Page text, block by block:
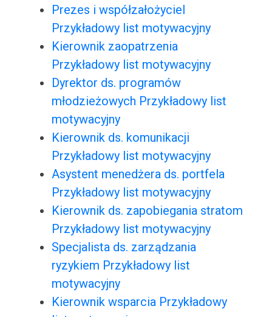
Prezes i współzałożyciel
Przykładowy list motywacyjny
Kierownik zaopatrzenia
Przykładowy list motywacyjny
Dyrektor ds. programów
młodzieżowych Przykładowy list
motywacyjny
Kierownik ds. komunikacji
Przykładowy list motywacyjny
Asystent menedżera ds. portfela
Przykładowy list motywacyjny
Kierownik ds. zapobiegania stratom
Przykładowy list motywacyjny
Specjalista ds. zarządzania
ryzykiem Przykładowy list
motywacyjny
Kierownik wsparcia Przykładowy